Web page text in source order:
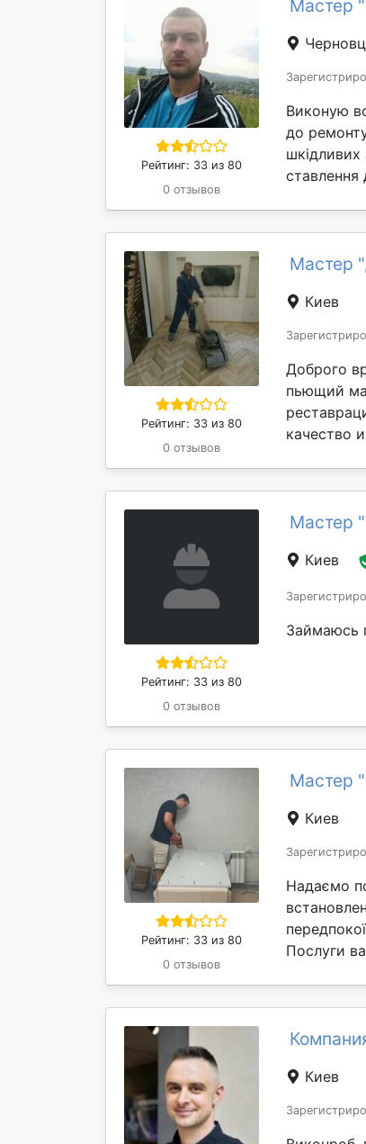
Рейтинг: 33 из 80
0 отзывов
Мастер
Виконую
до
шкідливих
ставлення
Рейтинг: 33 из 80
0 отзывов
Мастер
Киев
Доброго
пьющий
качество
Рейтинг: 33 из 80
0 отзывов
Мастер
Киев
Займаюсь
Рейтинг: 33 из 80
0 отзывов
Мастер
Киев
Надаємо
Послуги
Киев